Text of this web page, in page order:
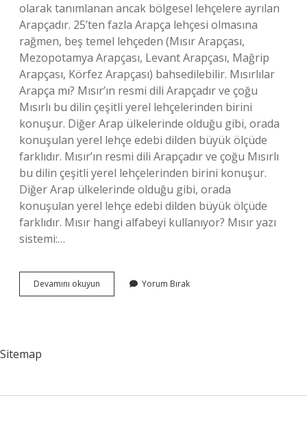
olarak tanımlanan ancak bölgesel lehçelere ayrılan
Arapçadır. 25’ten fazla Arapça lehçesi olmasına
rağmen, beş temel lehçeden (Mısır Arapçası,
Mezopotamya Arapçası, Levant Arapçası, Mağrip
Arapçası, Körfez Arapçası) bahsedilebilir. Mısırlılar
Arapça mı? Mısır’ın resmi dili Arapçadır ve çoğu
Mısırlı bu dilin çeşitli yerel lehçelerinden birini
konuşur. Diğer Arap ülkelerinde olduğu gibi, orada
konuşulan yerel lehçe edebi dilden büyük ölçüde
farklıdır. Mısır’ın resmi dili Arapçadır ve çoğu Mısırlı
bu dilin çeşitli yerel lehçelerinden birini konuşur.
Diğer Arap ülkelerinde olduğu gibi, orada
konuşulan yerel lehçe edebi dilden büyük ölçüde
farklıdır. Mısır hangi alfabeyi kullanıyor? Mısır yazı
sistemi:…
Devamını okuyun
Arapçası
Yorum Bırak
Sitemap